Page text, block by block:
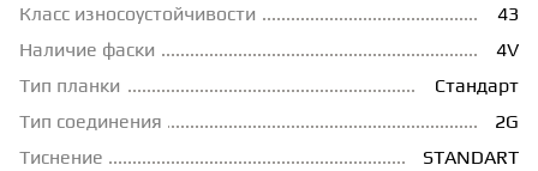
НАЛИВНОЙ ПОЛ
Класс износоустойчивости
43
Наличие фаски
4V
Тип планки
Стандарт
Тип соединения
2G
Тиснение
STANDART